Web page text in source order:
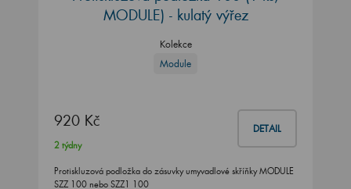
MODULE) - kulatý výřez
Kolekce
Module
920 Kč DETAIL
2 týdny
Protiskluzová podložka do zásuvky umyvadlové skříňky MODULE
SZZ 100 nebo SZZ1 100